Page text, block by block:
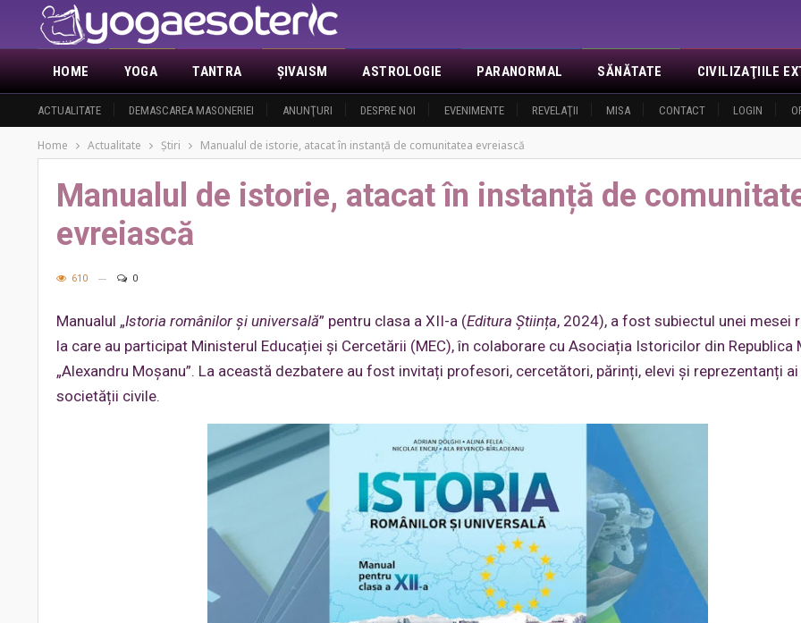
HOME
ACTUALITATE DEMASCAREA MASONERIEI ANUNŢURI DESPRE NOI EVENIMENTE REVELAŢII MISA CONTACT LOGIN
YOGA TANTRA ŞIVAISM ASTROLOGIE PARANORMAL SĂNĂTATE CIVILIZAŢIILE
Home Actualitate Ştiri Manualul de istorie, atacat în instanță de comunitatea evreiască
Manualul de istorie, atacat în instanță de
evreiască
610 0
Manualul „Istoria românilor și universală” pentru clasa a XII-a (Editura Știința, 2024), a fost subiectul unei mesei
la care au participat Ministerul Educației și Cercetării (MEC), în colaborare cu Asociația Istoricilor din Republica
„Alexandru Moșanu”. La această dezbatere au fost invitați profesori, cercetători, părinți, elevi și reprezentanți ai
societății civile.